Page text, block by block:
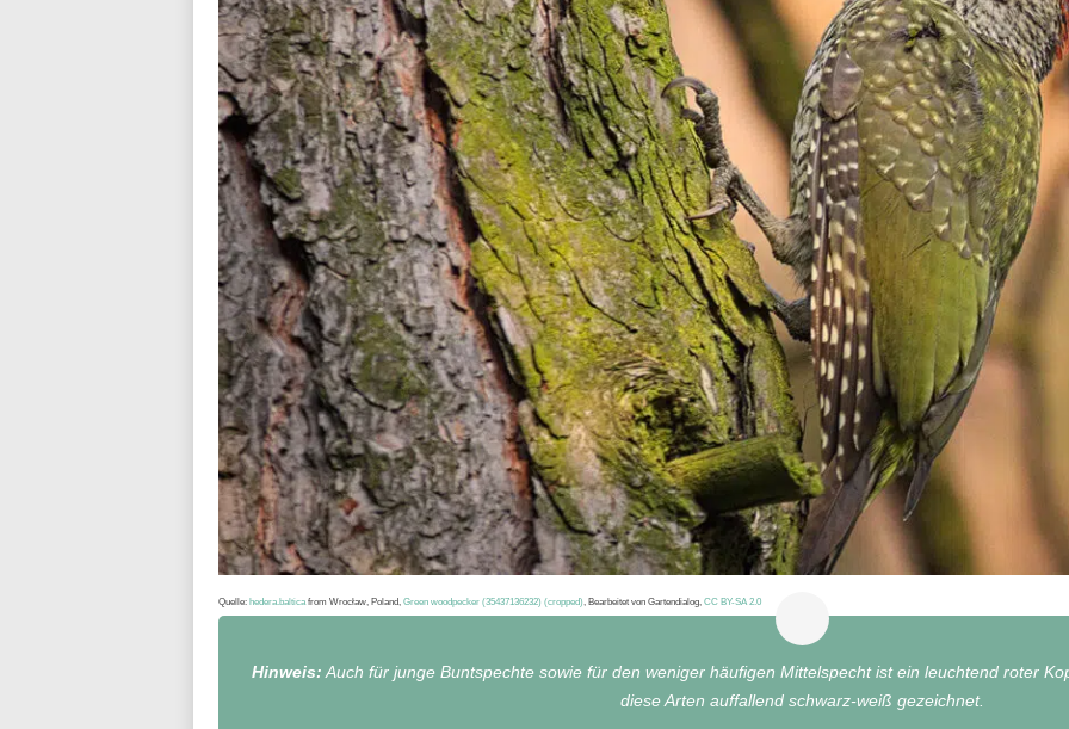
Quelle: hedera.balticafrom Wrocław, Poland, Green woodpecker (35437136232) (cropped) , Bearbeitet von Gartendialog, CC BY-SA 2.0
Hinweis: Auch für junge Buntspechte sowie für den weniger häufigen Mittelspecht ist ein leuchtend roter
diese Arten auffallend schwarz-weiß gezeichnet.